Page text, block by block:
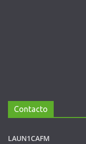
Contacto
LAUN1CAFM